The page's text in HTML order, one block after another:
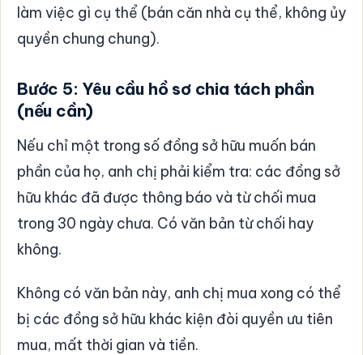
làm việc gì cụ thể (bán căn nhà cụ thể, không ủy
quyền chung chung).
Bước 5: Yêu cầu hồ sơ chia tách phần
(nếu cần)
Nếu chỉ một trong số đồng sở hữu muốn bán
phần của họ, anh chị phải kiểm tra: các đồng sở
hữu khác đã được thông báo và từ chối mua
trong 30 ngày chưa. Có văn bản từ chối hay
không.
Không có văn bản này, anh chị mua xong có thể
bị các đồng sở hữu khác kiện đòi quyền ưu tiên
mua, mất thời gian và tiền.